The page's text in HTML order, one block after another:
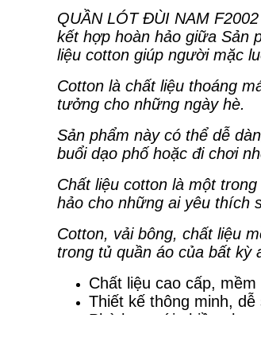
QUẦN LÓT ĐÙI NAM
kết hợp hoàn hảo giữa Sản
liệu cotton giúp người mặc
Cotton là chất liệu thoáng
tưởng cho những ngày hè.
Sản phẩm này có thể dễ
buổi dạo phố hoặc đi chơi
Chất liệu cotton là một
hảo cho những ai yêu thích
Cotton, vải bông, chất liệu
trong tủ quần áo của bất kỳ
Chất liệu cao cấp,
Thiết kế thông minh, dễ
Phù hợp với nhiều